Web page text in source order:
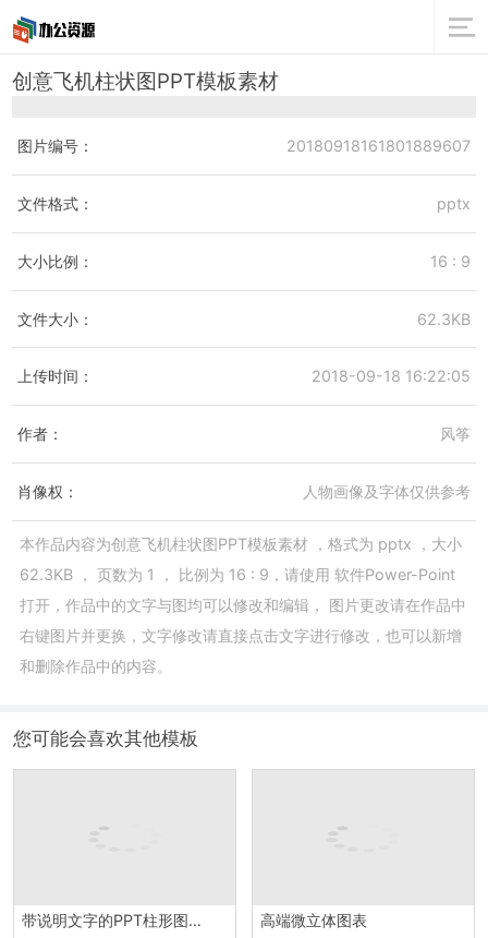
创意飞机柱状图PPT模板素材
图片编号： 20180918161801889607
文件格式： pptx
大小比例： 16 : 9
文件大小： 62.3KB
上传时间： 2018-09-18 16:22:05
作者： 风筝
肖像权： 人物画像及字体仅供参考
本作品内容为创意飞机柱状图PPT模板素材，格式为 pptx
，大小
62.3KB， 页数为 1 ， 比例为 16 : 9 ，请使用 软件Power-Point
打开，作品中的文字与图均可以修改和编辑， 图片更改请在作品中
右键图片并更换，文字修改请直接点击文字进行修改，也可以新增
和删除作品中的内容。
您可能会喜欢其他模板
带说明文字的PPT柱形图模板 高端微立体图表